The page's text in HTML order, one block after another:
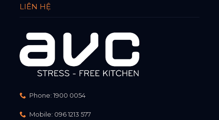
LIÊN HỆ
Phone: 1900 0054
Mobile: 096 1213 577